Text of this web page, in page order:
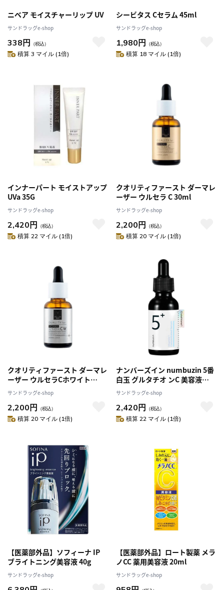
ニベア モイスチャーリップ UV
サンドラッグe-shop
338円 （税込）
積算 3 マイル (1倍)
シービタス Cセラム 45ml
サンドラッグe-shop
1,980円 （税込）
積算 18 マイル (1倍)
インナーパート モイストアップ
UVa 35G
サンドラッグe-shop
2,420円 （税込）
積算 22 マイル (1倍)
クオリティファースト ダーマレ
ーザー ウルセラ C 30ml
サンドラッグe-shop
2,200円 （税込）
積算 20 マイル (1倍)
クオリティファースト ダーマレ
ーザー ウルセラCホワイト
30ml
サンドラッグe-shop
2,200円 （税込）
積算 20 マイル (1倍)
ナンバーズイン numbuzin 5番
白玉 グルタチオ ンC 美容液
30ml
サンドラッグe-shop
2,420円 （税込）
積算 22 マイル (1倍)
【医薬部外品】ソフィーナ IP
ブライトニング美容液 40g
サンドラッグe-shop
【医薬部外品】ロート製薬 メラ
ノCC 薬用美容液 20ml
サンドラッグe-shop